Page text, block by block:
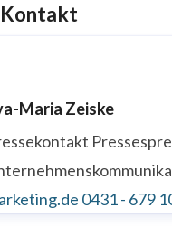
Kontakt
Maria Zeiske
0431 - 679